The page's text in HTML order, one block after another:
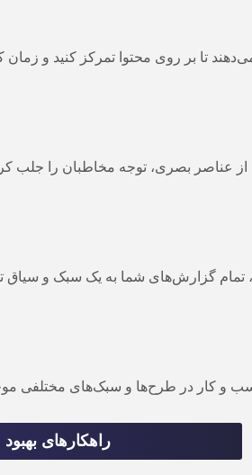
تا بر روی محتوا تمرکز کنید و
عناصر بصری، توجه مخاطبان را جلب
تمام گزارش‌های شما به یک سبک و سیاق
و کار در طرح‌ها و سبک‌های مختلفی موجود
راهکارهای